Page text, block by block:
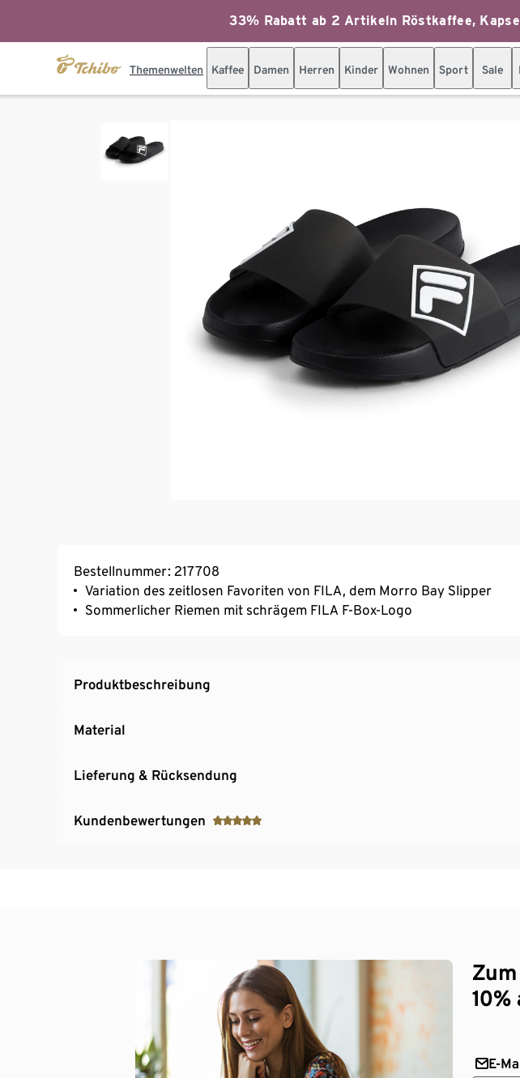
33% Rabatt ab 2 Artikeln Röstkaffee,
Themenwelten Kaffee Damen Herren Kinder Wohnen Sport Sale
Bestellnummer: 217708
Variation des zeitlosen Favoriten von FILA, dem Morro Bay Slipper
Sommerlicher Riemen mit schrägem FILA F-Box-Logo
Produktbeschreibung
Material
Lieferung & Rücksendung
Kundenbewertungen
E-